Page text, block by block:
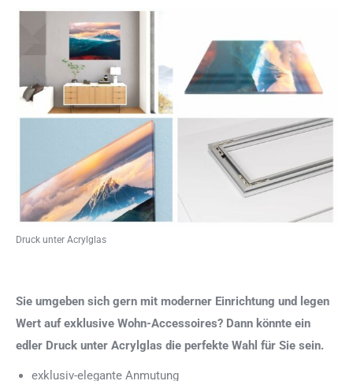
Druck unter Acrylglas
Sie umgeben sich gern mit moderner Einrichtung und legen
Wert auf exklusive Wohn-Accessoires? Dann könnte ein
edler Druck unter Acrylglas die perfekte Wahl für Sie sein.
exklusiv-elegante Anmutung